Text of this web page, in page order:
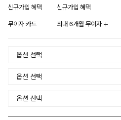
신규가입 혜택 신규가입 혜택
무이자 카드 최대 6개월 무이자